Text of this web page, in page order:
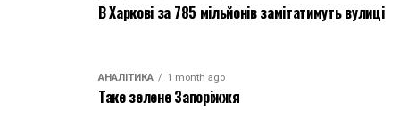
В Харкові за 785 мільйонів замітатимуть вулиці
АНАЛІТИКА 1 month ago
Таке зелене Запоріжжя